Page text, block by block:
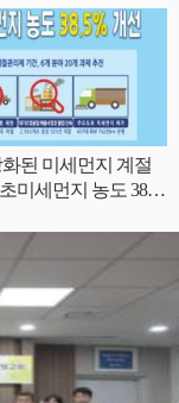
된 미세먼지 계절
미세먼지 농도 38.